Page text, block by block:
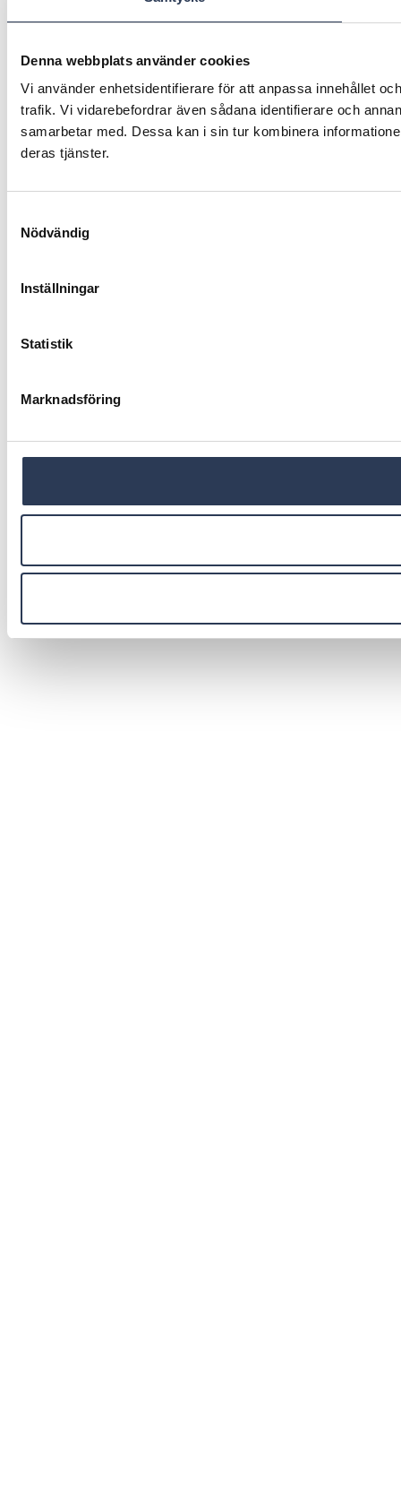
Denna webbplats använder cookies
Vi använder enhetsidentifierare för att anpassa innehållet
trafik. Vi vidarebefordrar även sådana identifierare och
samarbetar med. Dessa kan i sin tur kombinera
deras tjänster.
Nödvändig
Inställningar
Statistik
Marknadsföring